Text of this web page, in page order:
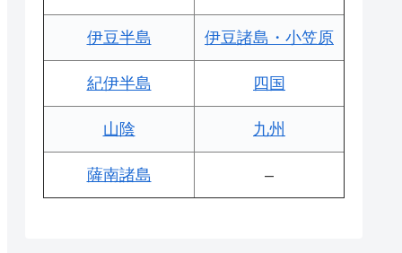
伊豆半島 伊豆諸島・小笠原
紀伊半島 四国
山陰 九州
薩南諸島 –